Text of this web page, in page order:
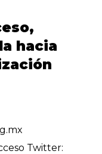
hacia
Twitter: